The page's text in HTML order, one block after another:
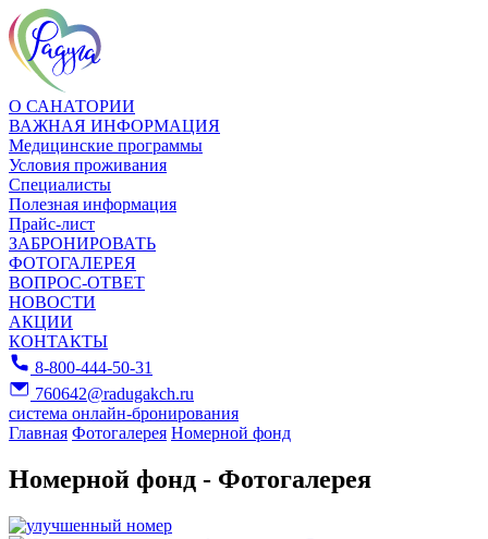
О САНАТОРИИ
ВАЖНАЯ ИНФОРМАЦИЯ
Медицинские программы
Условия проживания
Специалисты
Полезная информация
Прайс-лист
ЗАБРОНИРОВАТЬ
ФОТОГАЛЕРЕЯ
ВОПРОС-ОТВЕТ
НОВОСТИ
АКЦИИ
КОНТАКТЫ
8-800-444-50-31
760642@radugakch.ru
система онлайн-бронирования
Главная Фотогалерея Номерной фонд
Номерной фонд - Фотогалерея